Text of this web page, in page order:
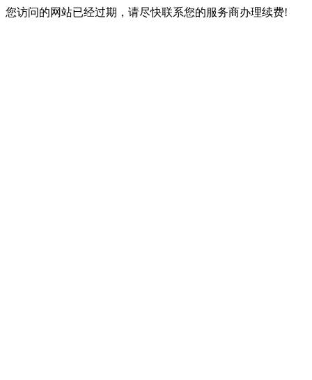
您访问的网站已经过期，请尽快联系您的服务商办理续费!